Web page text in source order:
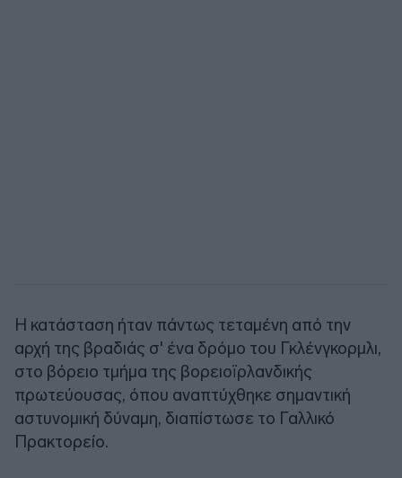
Η κατάσταση ήταν πάντως τεταμένη από την
αρχή της βραδιάς σ' ένα δρόμο του Γκλένγκορμλι,
στο βόρειο τμήμα της βορειοϊρλανδικής
πρωτεύουσας, όπου αναπτύχθηκε σημαντική
αστυνομική δύναμη, διαπίστωσε το Γαλλικό
Πρακτορείο.